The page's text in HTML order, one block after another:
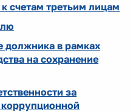
счетам третьим лицам
должника в рамках
на сохранение
за